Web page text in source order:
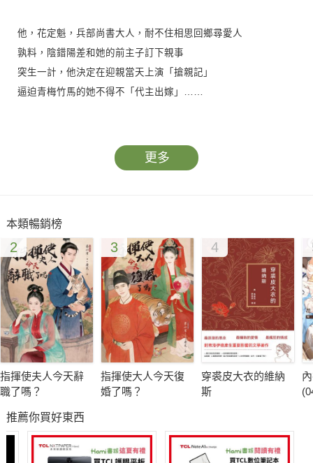
他，花定魁，兵部尚書大人，耐不住相思回鄉尋愛人
孰料，陰錯陽差和她的前主子訂下親事
突生一計，他決定在迎親當天上演「搶親記」
逼迫青梅竹馬的她不得不「代主出嫁」……
收留了「姑爺」後開始「婚姻生活」……
「我要妳的人，我要妳成為我的娘子！」
更多
本類暢銷榜
2
指揮使夫人今天辭
職了嗎？
3
指揮使大人今天復
婚了嗎？
4
穿裘皮大衣的維納
斯
推薦你買好東西